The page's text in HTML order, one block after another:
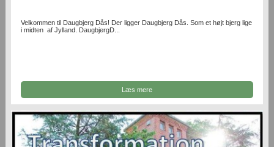
Velkommen til Daugbjerg Dås! Der ligger Daugbjerg Dås. Som et højt bjerg lige
i midten af Jylland. DaugbjergD...
Læs mere